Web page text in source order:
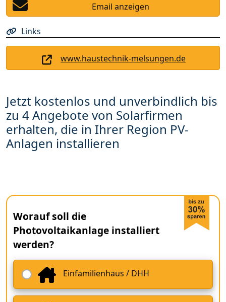
Email anzeigen
Links
www.haustechnik-melsungen.de
Jetzt kostenlos und unverbindlich bis
zu 4 Angebote von Solarfirmen
erhalten, die in Ihrer Region PV-
Anlagen installieren
Worauf soll die
Photovoltaikanlage installiert
werden?
Einfamilienhaus / DHH